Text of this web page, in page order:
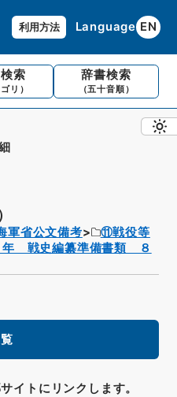
利用方法 Language EN
索
リ）
辞書検索
（五十音順）
軍省公文備考
⑪戦役等
年 戦史編纂準備書類 ８
イトにリンクします。